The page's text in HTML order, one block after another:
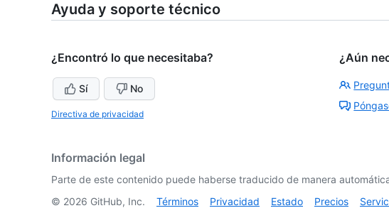
Ayuda y soporte técnico
¿Encontró lo que necesitaba?
Sí No
Directiva de privacidad
¿Aún
Información legal
Parte de este contenido puede haberse traducido de manera
© 2026 GitHub, Inc. Términos Privacidad Estado Precios